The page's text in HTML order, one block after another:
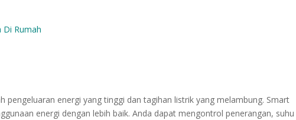
Di Rumah
pengeluaran energi yang tinggi dan tagihan listrik yang melambung. Smart
energi dengan lebih baik. Anda dapat mengontrol penerangan, suhu